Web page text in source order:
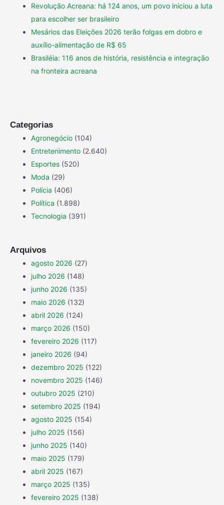
Revolução Acreana: há 124 anos, um povo iniciou a luta
para escolher ser brasileiro
Mesários das Eleições 2026 terão folgas em dobro e
auxílio-alimentação de R$ 65
Brasiléia: 116 anos de história, resistência e integração
na fronteira acreana
Categorias
Agronegócio (104)
Entretenimento (2.640)
Esportes (520)
Moda (29)
Polícia (406)
Política (1.898)
Tecnologia (391)
Arquivos
agosto 2026 (27)
julho 2026 (148)
junho 2026 (135)
maio 2026 (132)
abril 2026 (124)
março 2026 (150)
fevereiro 2026 (117)
janeiro 2026 (94)
dezembro 2025 (122)
novembro 2025 (146)
outubro 2025 (210)
setembro 2025 (194)
agosto 2025 (154)
julho 2025 (156)
junho 2025 (140)
maio 2025 (179)
abril 2025 (167)
março 2025 (135)
fevereiro 2025 (138)